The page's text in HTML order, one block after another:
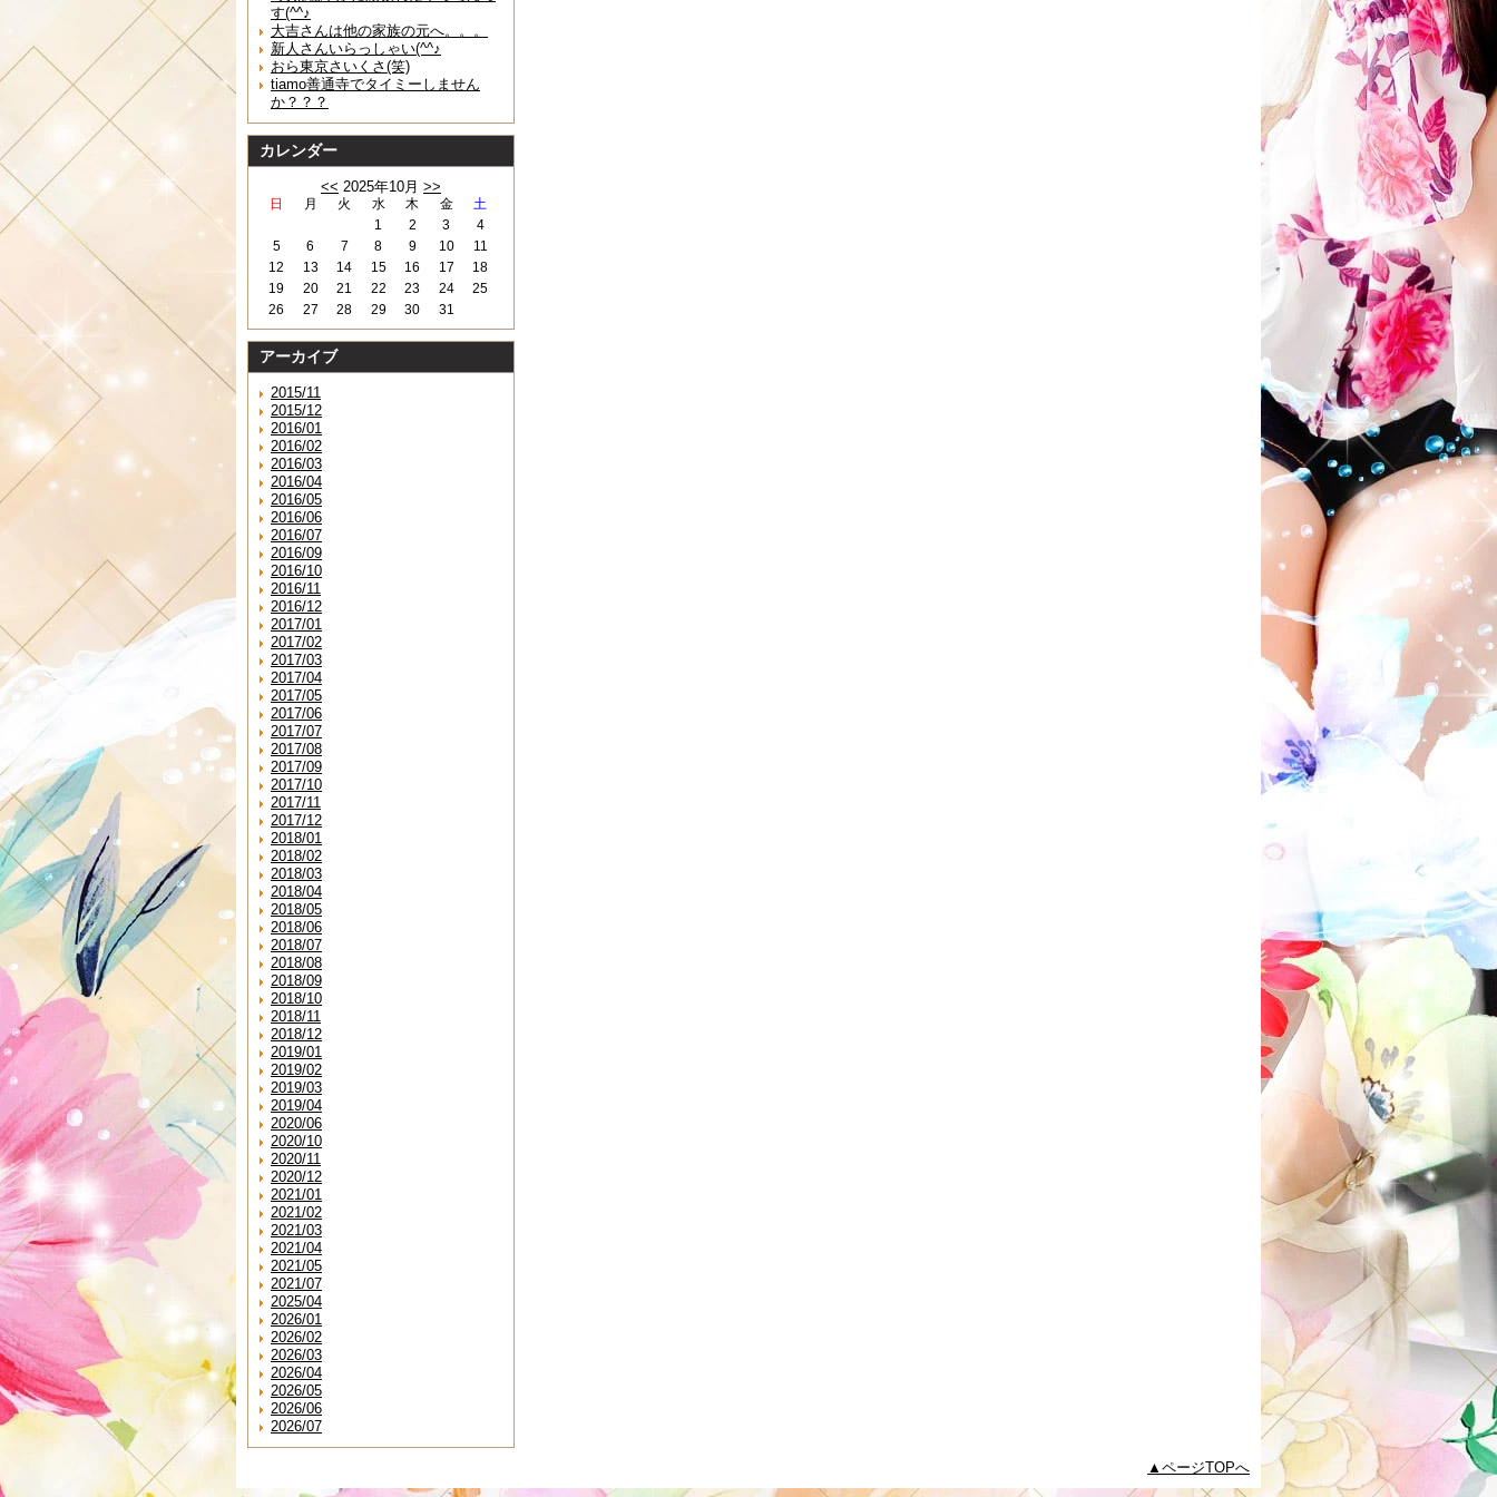
す(^^♪
大吉さんは他の家族の元へ。。。
新人さんいらっしゃい(^^♪
おら東京さいくさ(笑)
tiamo善通寺でタイミーしません
か？？？
カレンダー
<< 2025年10月 >>
日 月 火 水 木 金
土
1
2 3
4
5
6 7 8 9 10
11
12
13 14 15 16 17
18
19
20 21 22 23 24
25
26
27 28 29 30 31
アーカイブ
2015/11
2015/12
2016/01
2016/02
2016/03
2016/04
2016/05
2016/06
2016/07
2016/09
2016/10
2016/11
2016/12
2017/01
2017/02
2017/03
2017/04
2017/05
2017/06
2017/07
2017/08
2017/09
2017/10
2017/11
2017/12
2018/01
2018/02
2018/03
2018/04
2018/05
2018/06
2018/07
2018/08
2018/09
2018/10
2018/11
2018/12
2019/01
2019/02
2019/03
2019/04
2020/06
2020/10
2020/11
2020/12
2021/01
2021/02
2021/03
2021/04
2021/05
2021/07
2025/04
2026/01
2026/02
2026/03
2026/04
2026/05
2026/06
2026/07
ページTOPへ